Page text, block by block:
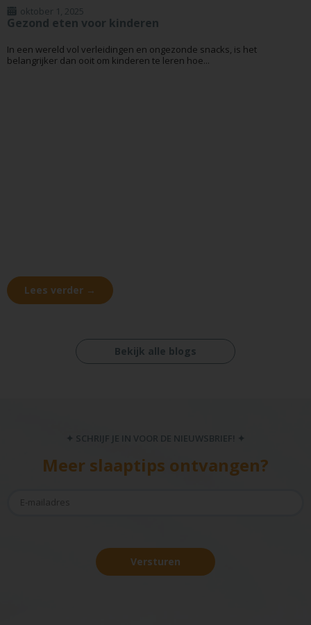
Gezond eten voor kinderen
oktober 1, 2025
In een wereld vol verleidingen en ongezonde snacks, is het
belangrijker dan ooit om kinderen te leren hoe...
Lees verder →
Bekijk alle blogs
✦ SCHRIJF JE IN VOOR DE NIEUWSBRIEF! ✦
Meer slaaptips ontvangen?
Versturen